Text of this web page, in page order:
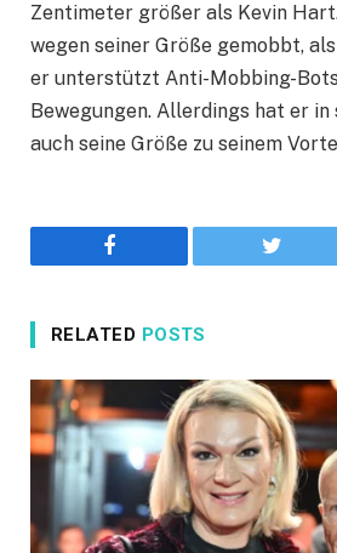
Zentimeter größer als Kevin
wegen seiner Größe gemobbt,
er unterstützt Anti-Mobbing-
Bewegungen. Allerdings hat er in
auch seine Größe zu seinem
Facebook Twitter
RELATED POSTS